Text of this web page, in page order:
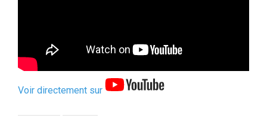
Voir directement sur